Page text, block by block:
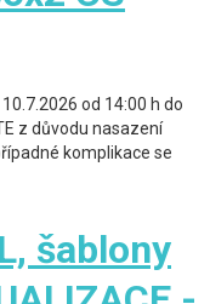
od 14:00 h do
z důvodu nasazení
komplikace se
šablony